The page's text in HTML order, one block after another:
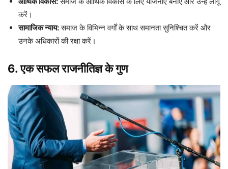
करें।
सामाजिक न्याय:समाज के विभिन्न वर्गों के साथ समानता सुनिश्चित करें और
उनके अधिकारों की रक्षा करें।
6. एक सफल राजनीतिज्ञ के गुण